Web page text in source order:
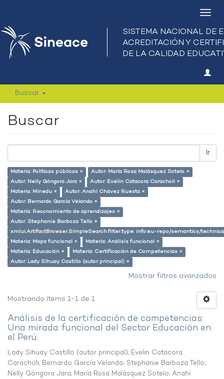
Buscar
Buscar
Ir
Materia: Políticas públicas ×
Autor: María Rosa Malásquez Sotelo ×
Autor: Nelly Góngora Jara ×
Autor: Evelin Catacora Caracholi ×
Materia: Minedu ×
Autor: Anahí Chávez Ruesta ×
Autor: Bernardo García Velando ×
Materia: Reconomiento de aprendizajes ×
Autor: Stephanie Barboza Tello ×
xmlui.ArtifactBrowser.SimpleSearch.filter.type: info:eu-repo/semantics/
Materia: Mapa funcional ×
Materia: Análisis funcional ×
Materia: Educación ×
Materia: Certificación de Competencias ×
Autor: Lady Sihuay Castillo (autor principal) ×
Mostrar filtros avanzados
Mostrando ítems 1-1 de 1
Análisis de la certificación de competencias:
Una mirada funcional del Sector Educación en
el Perú
Lady Sihuay Castillo (autor principal); Evelin Catacora
Caracholi; Bernardo García Velando; Stephanie Barboza Tello;
Nelly Góngora Jara; María Rosa Malásquez Sotelo; Anahí